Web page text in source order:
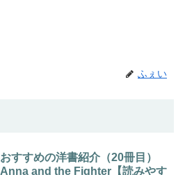
ふぇい
おすすめの洋書紹介（20冊目）
Anna and the Fighter【読みやす